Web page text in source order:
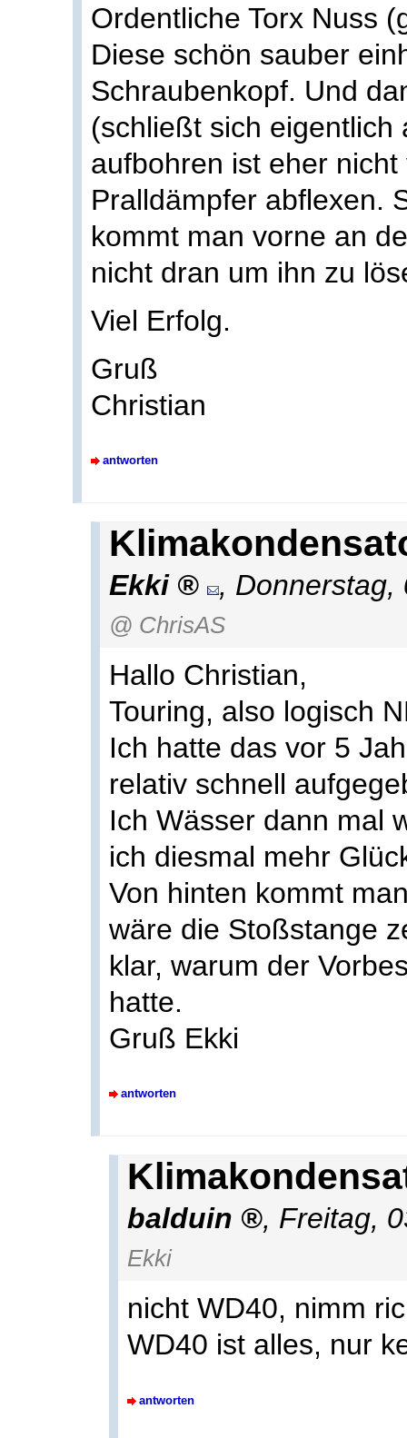
Ordentliche Torx Nuss
Diese schön sauber
Schraubenkopf. Und
(schließt sich eigentlich
aufbohren ist eher
Pralldämpfer abflexen.
kommt man vorne an
nicht dran um ihn zu
Viel Erfolg.
Gruß
Christian
antworten
Ekki ,
@ ChrisAS
Hallo Christian,
Touring, also logisch
Ich hatte das vor 5
relativ schnell
Ich Wässer dann mal
ich diesmal mehr
Von hinten kommt
wäre die Stoßstange
klar, warum der
hatte.
Gruß Ekki
antworten
balduin , Freitag,
Ekki
nicht WD40, nimm
WD40 ist alles, nur
antworten